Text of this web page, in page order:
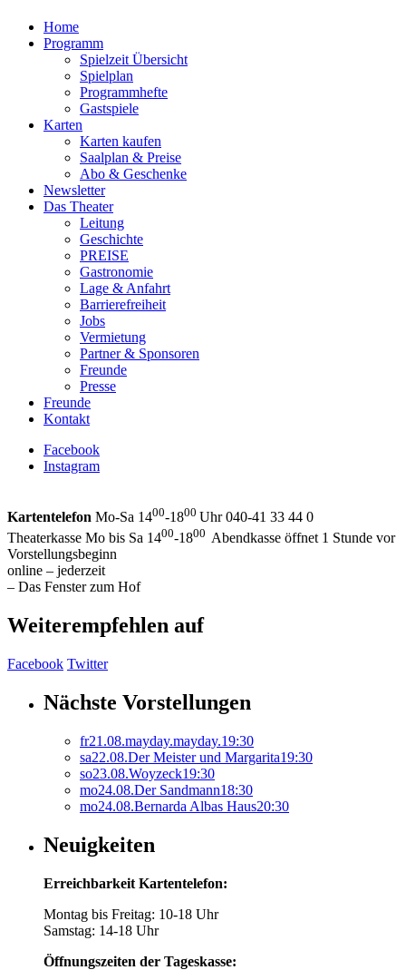
Home
Programm
Spielzeit Übersicht
Spielplan
Programmhefte
Gastspiele
Karten
Karten kaufen
Saalplan & Preise
Abo & Geschenke
Newsletter
Das Theater
Leitung
Geschichte
PREISE
Gastronomie
Lage & Anfahrt
Barrierefreiheit
Jobs
Vermietung
Partner & Sponsoren
Freunde
Presse
Freunde
Kontakt
Facebook
Instagram
Kartentelefon Mo-Sa 1400-1800 Uhr 040-41 33 44 0
Theaterkasse Mo bis Sa 1400-1800 Abendkasse öffnet 1 Stunde vor
Vorstellungsbeginn
online – jederzeit
– Das Fenster zum Hof
Weiterempfehlen auf
Facebook Twitter
Nächste Vorstellungen
fr21.08.mayday.mayday.19:30
sa22.08.Der Meister und Margarita19:30
so23.08.Woyzeck19:30
mo24.08.Der Sandmann18:30
mo24.08.Bernarda Albas Haus20:30
Neuigkeiten
Erreichbarkeit Kartentelefon:
Montag bis Freitag: 10-18 Uhr
Samstag: 14-18 Uhr
Öffnungszeiten der Tageskasse: